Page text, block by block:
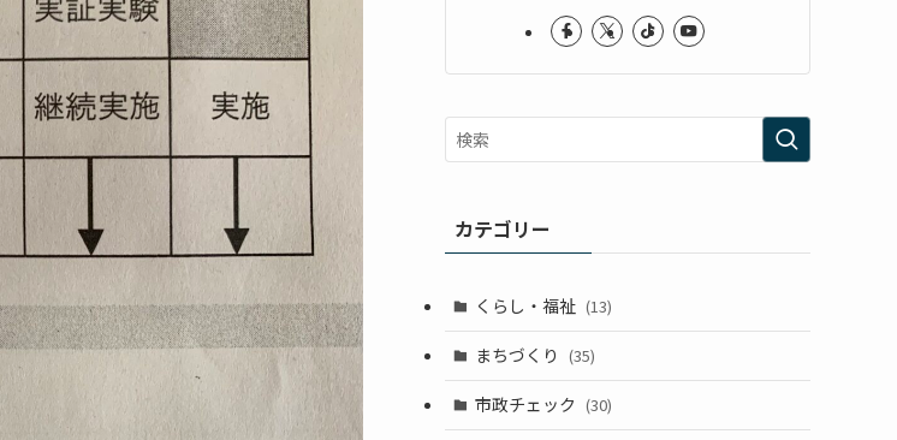
カテゴリー
くらし・福祉 (13)
まちづくり (35)
市政チェック (30)